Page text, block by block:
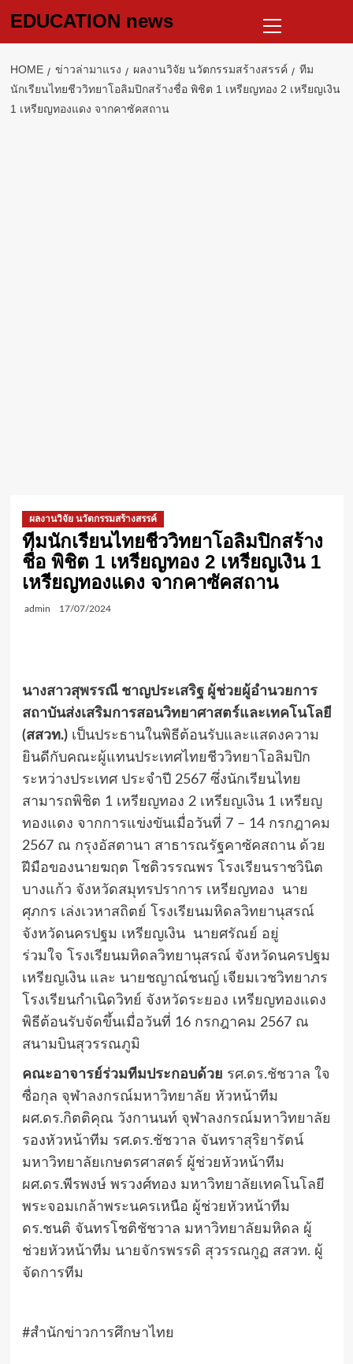
EDUCATION news
Menu
HOME ข่าวล่ามาแรง ผลงานวิจัย นวัตกรรมสร้างสรรค์
ทีม
นักเรียนไทยชีววิทยาโอลิมปิกสร้างชื่อ พิชิต 1 เหรียญทอง 2 เหรียญเงิน
1 เหรียญทองแดง จากคาซัคสถาน
ผลงานวิจัย นวัตกรรมสร้างสรรค์
ทีมนักเรียนไทยชีววิทยาโอลิมปิกสร้าง
ชื่อ พิชิต 1 เหรียญทอง 2 เหรียญเงิน 1
เหรียญทองแดง จากคาซัคสถาน
admin 17/07/2024
นางสาวสุพรรณี ชาญประเสริฐ ผู้ช่วยผู้อำนวยการ
สถาบันส่งเสริมการสอนวิทยาศาสตร์และเทคโนโลยี
(สสวท.)เป็นประธานในพิธีต้อนรับและแสดงความ
ยินดีกับคณะผู้แทนประเทศไทยชีววิทยาโอลิมปิก
ระหว่างประเทศ ประจำปี 2567 ซึ่งนักเรียนไทย
สามารถพิชิต 1 เหรียญทอง 2 เหรียญเงิน 1 เหรียญ
ทองแดง จากการแข่งขันเมื่อวันที่ 7 – 14 กรกฎาคม
2567 ณ กรุงอัสตานา สาธารณรัฐคาซัคสถาน ด้วย
ฝีมือของนายฆฤต โชติวรรณพร โรงเรียนราชวินิต
บางแก้ว จังหวัดสมุทรปราการ เหรียญทอง
นาย
ศุภกร เล่งเวหาสถิตย์
โรงเรียนมหิดลวิทยานุสรณ์
จังหวัดนครปฐม เหรียญเงิน
นายศรัณย์ อยู่
ร่วมใจ
โรงเรียนมหิดลวิทยานุสรณ์ จังหวัดนครปฐม
เหรียญเงิน และ นายชญาณ์ชนญ์ เจียมเวชวิทยาภร
โรงเรียนกำเนิดวิทย์ จังหวัดระยอง เหรียญทองแดง
พิธีต้อนรับจัดขึ้นเมื่อวันที่ 16 กรกฎาคม 2567ณ
สนามบินสุวรรณภูมิ
คณะอาจารย์ร่วมทีมประกอบด้วย รศ.ดร.ชัชวาล ใจ
ซื่อกุล จุฬาลงกรณ์มหาวิทยาลัย หัวหน้าทีม
ผศ.ดร.กิตติคุณ วังกานนท์ จุฬาลงกรณ์มหาวิทยาลัย
รองหัวหน้าทีม รศ.ดร.ชัชวาล จันทราสุริยารัตน์
มหาวิทยาลัยเกษตรศาสตร์ ผู้ช่วยหัวหน้าทีม
ผศ.ดร.พีรพงษ์ พรวงศ์ทอง มหาวิทยาลัยเทคโนโลยี
พระจอมเกล้าพระนครเหนือ ผู้ช่วยหัวหน้าทีม
ดร.ชนติ จันทรโชติชัชวาล มหาวิทยาลัยมหิดล ผู้
ช่วยหัวหน้าทีม นายจักรพรรดิ สุวรรณกูฏ สสวท. ผู้
จัดการทีม
#สำนักข่าวการศึกษาไทย